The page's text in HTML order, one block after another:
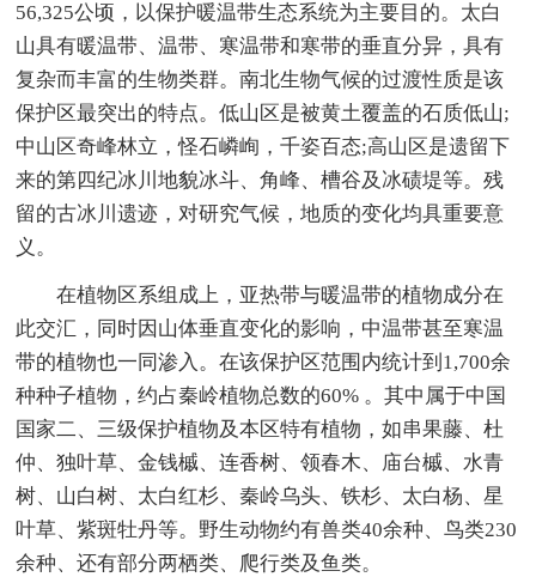
56,325公顷，以保护暖温带生态系统为主要目的。太白
山具有暖温带、温带、寒温带和寒带的垂直分异，具有
复杂而丰富的生物类群。南北生物气候的过渡性质是该
保护区最突出的特点。低山区是被黄土覆盖的石质低山;
中山区奇峰林立，怪石嶙峋，千姿百态;高山区是遗留下
来的第四纪冰川地貌冰斗、角峰、槽谷及冰碛堤等。残
留的古冰川遗迹，对研究气候，地质的变化均具重要意
义。
在植物区系组成上，亚热带与暖温带的植物成分在
此交汇，同时因山体垂直变化的影响，中温带甚至寒温
带的植物也一同渗入。在该保护区范围内统计到1,700余
种种子植物，约占秦岭植物总数的60% 。其中属于中国
国家二、三级保护植物及本区特有植物，如串果藤、杜
仲、独叶草、金钱槭、连香树、领春木、庙台槭、水青
树、山白树、太白红杉、秦岭乌头、铁杉、太白杨、星
叶草、紫斑牡丹等。野生动物约有兽类40余种、鸟类230
余种、还有部分两栖类、爬行类及鱼类。